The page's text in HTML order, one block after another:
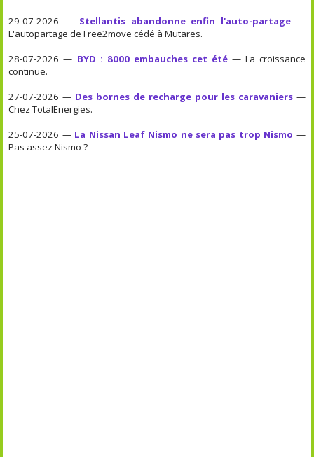
29-07-2026 — Stellantis abandonne enfin l'auto-partage—
L'autopartage de Free2move cédé à Mutares.
28-07-2026 — BYD : 8000 embauches cet été— La croissance
continue.
27-07-2026 — Des bornes de recharge pour les caravaniers—
Chez TotalEnergies.
25-07-2026 — La Nissan Leaf Nismo ne sera pas trop Nismo —
Pas assez Nismo ?